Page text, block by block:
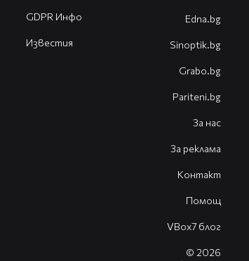
GDPR Инфо
Известия
Edna.bg
Sinoptik.bg
Grabo.bg
Pariteni.bg
За нас
За реклама
Контакт
Помощ
VBox7 блог
© 2026